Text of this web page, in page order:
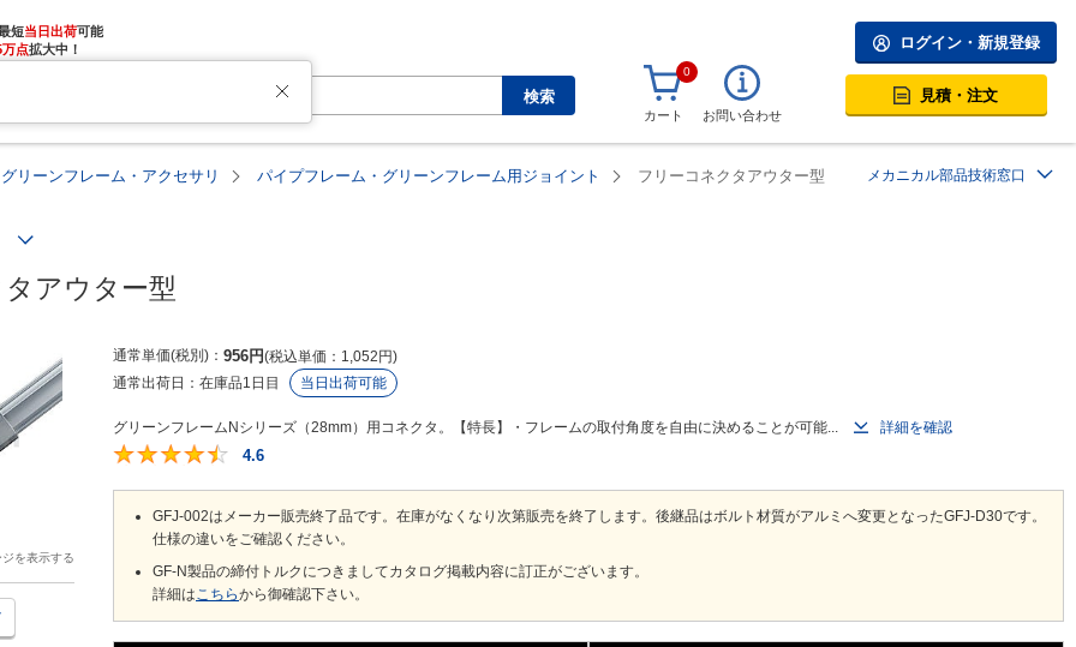
短当日出荷
万点拡大中！
検索
ログイン・新規登録
0
カート お問い合わせ
見積・注文
リーンフレーム・アクセサリ パイプフレーム・グリーンフレーム用ジョイント フリーコネクタアウター型 メカニカル部品技術窓口
アウター型
を表示する
通常単価(税別) 956円 税込単価 1,052円
通常出荷日： 在庫品1日目 当日出荷可能
グリーンフレームNシリーズ（28mm）用コネクタ。【特長】・フレームの取付角度を自由に決めることが可能...
詳細を確認
4.6
GFJ-002はメーカー販売終了品です。在庫がなくなり次第販売を終了します。後継品はボルト材質がアルミへ変更となったGFJ-D30です。
仕様の違いをご確認ください。
GF-N製品の締付トルクにつきましてカタログ掲載内容に訂正がございます。
詳細はこちらから御確認下さい。